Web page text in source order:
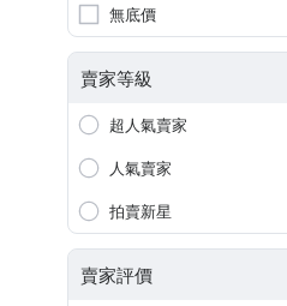
無底價
賣家等級
超人氣賣家
人氣賣家
拍賣新星
賣家評價